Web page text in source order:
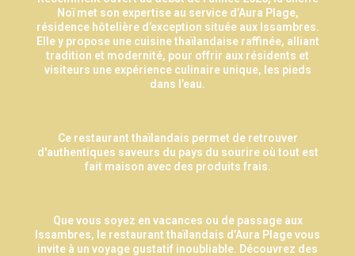
Noï met son expertise au service d’Aura Plage,
résidence hôtelière d’exception située aux Issambres.
Elle y propose une cuisine thaïlandaise raffinée, alliant
tradition et modernité, pour offrir aux résidents et
visiteurs une expérience culinaire unique, les pieds
dans l’eau.
Ce restaurant thaïlandais permet de retrouver
d'authentiques saveurs du pays du sourire où tout est
fait maison avec des produits frais.
Que vous soyez en vacances ou de passage aux
Issambres, le restaurant thaïlandais d’Aura Plage vous
invite à un voyage gustatif inoubliable. Découvrez des